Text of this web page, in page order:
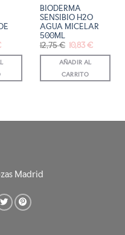
El
actual
es:
BIODERMA
SENSIBIO H2O
AGUA MICELAR
500ML
12,75€ El
precio
original
era:
12,75 €.
10,83€El
actual
AÑADIR AL
CARRITO
Madrid